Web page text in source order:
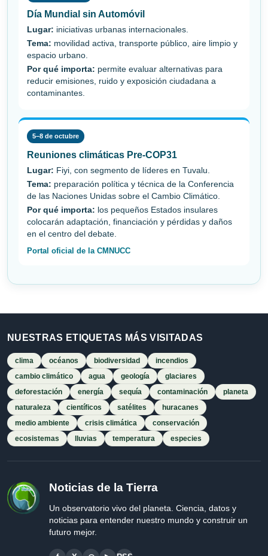
Día Mundial sin Automóvil
Lugar: iniciativas urbanas internacionales.
Tema: movilidad activa, transporte público, aire limpio y
espacio urbano.
Por qué importa: permite evaluar alternativas para
reducir emisiones, ruido y exposición ciudadana a
contaminantes.
5–8 de octubre
Reuniones climáticas Pre-COP31
Lugar: Fiyi, con segmento de líderes en Tuvalu.
Tema: preparación política y técnica de la Conferencia
de las Naciones Unidas sobre el Cambio Climático.
Por qué importa: los pequeños Estados insulares
colocarán adaptación, financiación y pérdidas y daños
en el centro del debate.
Portal oficial de la CMNUCC
NUESTRAS ETIQUETAS MÁS VISITADAS
clima océanos biodiversidad
incendios
cambio climático
agua geología
glaciares
deforestación
energía sequía contaminación
planeta
naturaleza
científicos satélites
huracanes
medio ambiente
crisis climática
conservación
ecosistemas
lluvias temperatura especies
Noticias de la Tierra
Un observatorio vivo del planeta. Ciencia, datos y
noticias para entender nuestro mundo y construir un
futuro mejor.